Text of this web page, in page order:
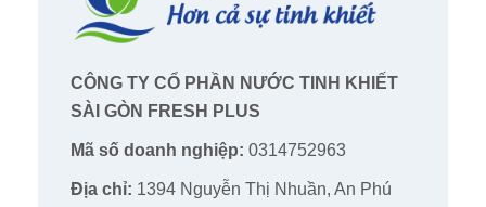
CÔNG TY CỔ PHẦN NƯỚC TINH KHIẾT
SÀI GÒN FRESH PLUS
Mã số doanh nghiệp: 0314752963
Địa chỉ: 1394 Nguyễn Thị Nhuần, An Phú